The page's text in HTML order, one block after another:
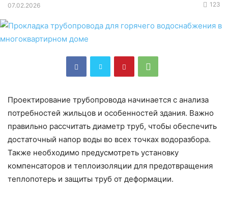
07.02.2026 123
Проектирование трубопровода начинается с анализа
потребностей жильцов и особенностей здания. Важно
правильно рассчитать диаметр труб, чтобы обеспечить
достаточный напор воды во всех точках водоразбора.
Также необходимо предусмотреть установку
компенсаторов и теплоизоляции для предотвращения
теплопотерь и защиты труб от деформации.